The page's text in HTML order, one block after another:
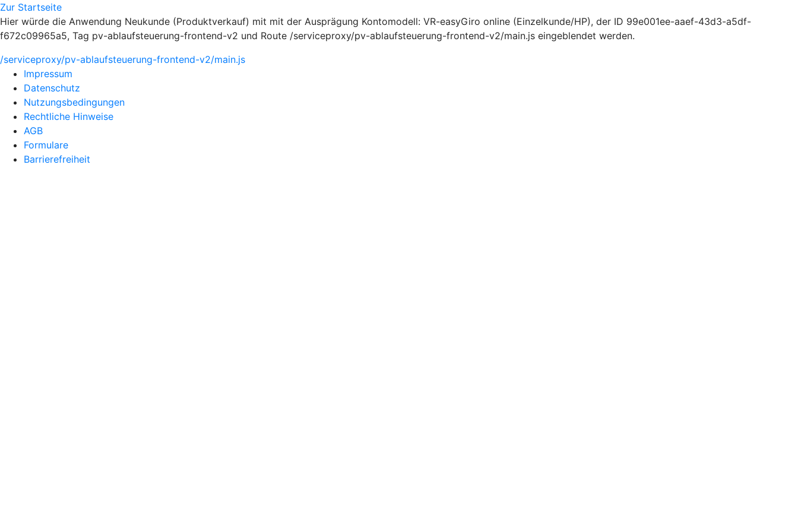
Zur Startseite
Hier würde die Anwendung Neukunde (Produktverkauf) mit mit der Ausprägung Kontomodell: VR-easyGiro online (Einzelkunde/HP), der ID 99e001ee-aaef-43d3-a5df-
f672c09965a5, Tag pv-ablaufsteuerung-frontend-v2 und Route /serviceproxy/pv-ablaufsteuerung-frontend-v2/main.js eingeblendet werden.
/serviceproxy/pv-ablaufsteuerung-frontend-v2/main.js
Impressum
Datenschutz
Nutzungsbedingungen
Rechtliche Hinweise
AGB
Formulare
Barrierefreiheit